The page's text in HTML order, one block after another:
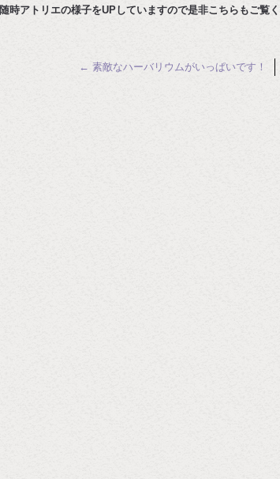
随時アトリエの様子をUPしていますので是非こちらもご覧く
← 素敵なハーバリウムがいっぱいです！